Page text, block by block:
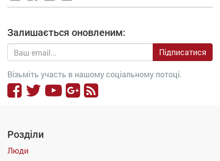
Залишається оновленим:
Підписатися
Візьміть участь в нашому соціальному потоці.
Розділи
Люди